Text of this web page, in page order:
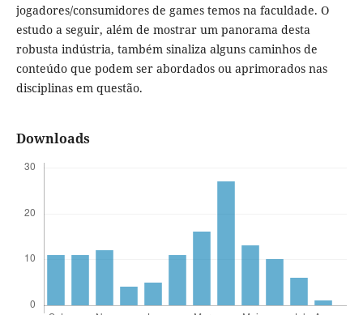
jogadores/consumidores de games temos na faculdade. O
estudo a seguir, além de mostrar um panorama desta
robusta indústria, também sinaliza alguns caminhos de
conteúdo que podem ser abordados ou aprimorados nas
disciplinas em questão.
Downloads